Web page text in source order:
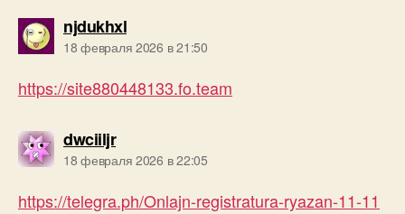
njdukhxlпишет:
18 февраля 2026 в 21:50
https://site880448133.fo.team
dwciiljrпишет:
18 февраля 2026 в 22:05
https://telegra.ph/Onlajn-registratura-ryazan-11-11